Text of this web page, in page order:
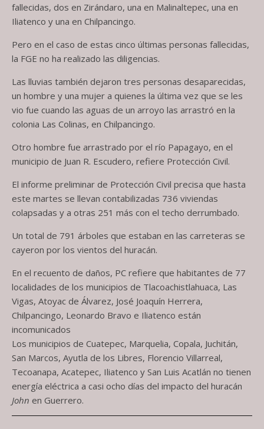
fallecidas, dos en Zirándaro, una en Malinaltepec, una en
Iliatenco y una en Chilpancingo.
Pero en el caso de estas cinco últimas personas fallecidas,
la FGE no ha realizado las diligencias.
Las lluvias también dejaron tres personas desaparecidas,
un hombre y una mujer a quienes la última vez que se les
vio fue cuando las aguas de un arroyo las arrastró en la
colonia Las Colinas, en Chilpancingo.
Otro hombre fue arrastrado por el río Papagayo, en el
municipio de Juan R. Escudero, refiere Protección Civil.
El informe preliminar de Protección Civil precisa que hasta
este martes se llevan contabilizadas 736 viviendas
colapsadas y a otras 251 más con el techo derrumbado.
Un total de 791 árboles que estaban en las carreteras se
cayeron por los vientos del huracán.
En el recuento de daños, PC refiere que habitantes de 77
localidades de los municipios de Tlacoachistlahuaca, Las
Vigas, Atoyac de Álvarez, José Joaquín Herrera,
Chilpancingo, Leonardo Bravo e Iliatenco están
incomunicados
Los municipios de Cuatepec, Marquelia, Copala, Juchitán,
San Marcos, Ayutla de los Libres, Florencio Villarreal,
Tecoanapa, Acatepec, Iliatenco y San Luis Acatlán no tienen
energía eléctrica a casi ocho días del impacto del huracán
John en Guerrero.